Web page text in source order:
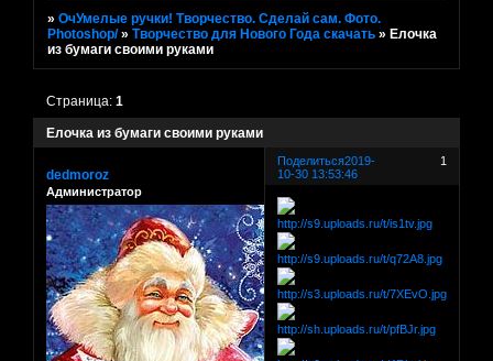
»ОчУмелые ручки! Творчество. Сделай сам. Фото.
Photoshop/ »Творчество для Нового Года скачать » Елочка
из бумаги своими руками
Елочка из бумаги своими руками
Страница:1
Поделиться 1
2019-
10-30 13:53:46
dedmoroz
Администратор